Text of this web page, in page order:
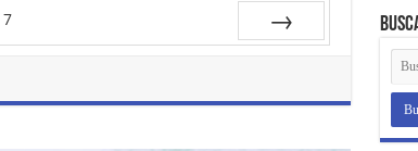
7